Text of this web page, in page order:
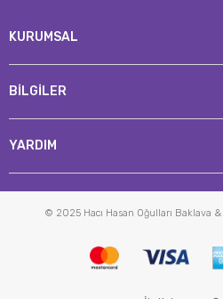
KURUMSAL
BİLGİLER
YARDIM
© 2025 Hacı Hasan Oğulları Baklava &